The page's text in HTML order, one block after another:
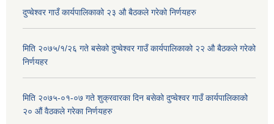
दुप्चेश्वर गाउँ कार्यपालिकाको २३ औ बैठकले गरेको निर्णयहरु
मिति २०७५/१/२६ गते बसेको दुप्चेश्वर गाउँ कार्यपालिकाको २२ औ बैठकले गरेको
निर्णयहर
मिति २०७५-०१-०७ गते शुक्रवारका दिन बसेको दुप्चेश्वर गाउँ कार्यपालिकाको
२० औं वैठकले गरेका निर्णयहरु